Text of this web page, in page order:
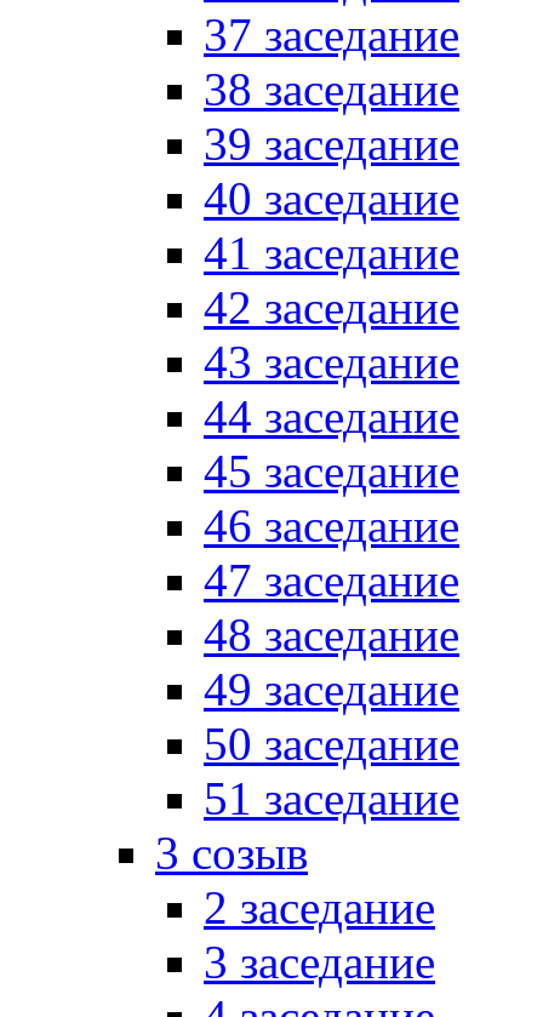
37 заседание
38 заседание
39 заседание
40 заседание
41 заседание
42 заседание
43 заседание
44 заседание
45 заседание
46 заседание
47 заседание
48 заседание
49 заседание
50 заседание
51 заседание
3 созыв
2 заседание
3 заседание